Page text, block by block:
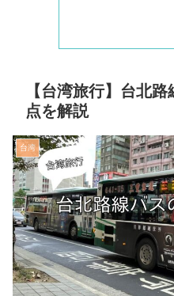
【台湾旅行】台北
点を解説
台湾